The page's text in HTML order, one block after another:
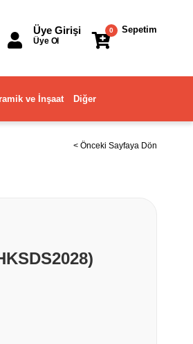
Sepetim
0
Üye Girişi
Üye Ol
ve İnşaat Diğer
< Önceki Sayfaya Dön